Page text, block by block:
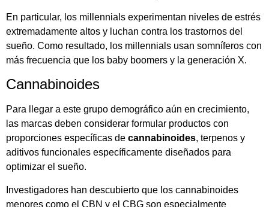
En particular, los millennials experimentan niveles de estrés
extremadamente altos y luchan contra los trastornos del
sueño. Como resultado, los millennials usan somníferos con
más frecuencia que los baby boomers y la generación X.
Cannabinoides
Para llegar a este grupo demográfico aún en crecimiento,
las marcas deben considerar formular productos con
proporciones específicas de cannabinoides, terpenos y
aditivos funcionales específicamente diseñados para
optimizar el sueño.
Investigadores han descubierto que los cannabinoides
menores como el CBN y el CBG son especialmente